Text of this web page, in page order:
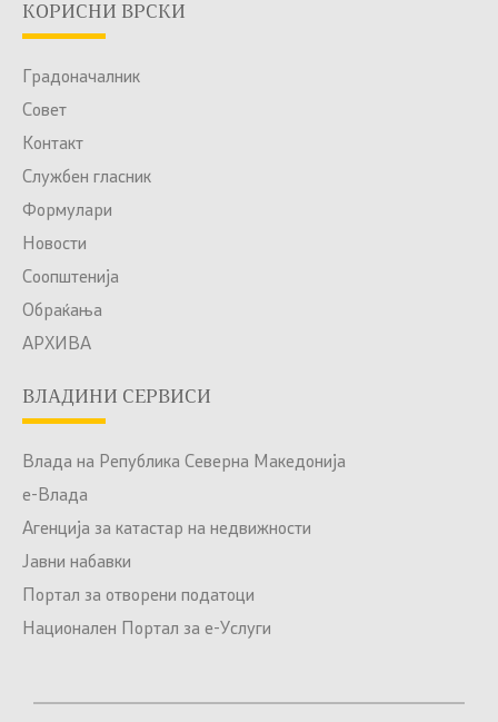
КОРИСНИ ВРСКИ
Градоначалник
Совет
Контакт
Службен гласник
Формулари
Новости
Соопштенија
Обраќања
АРХИВА
ВЛАДИНИ СЕРВИСИ
Влада на Република Северна Македонија
е-Влада
Агенција за катастар на недвижности
Јавни набавки
Портал за отворени податоци
Национален Портал за е-Услуги